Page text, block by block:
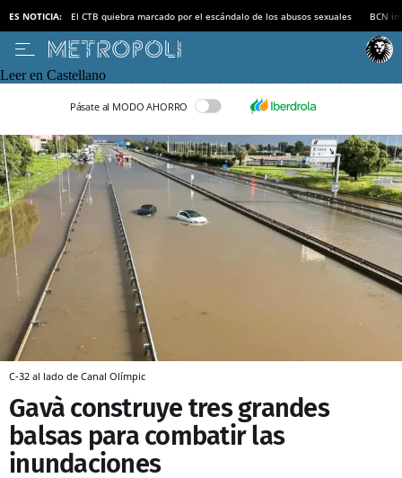
ES NOTICIA: El CTB quiebra marcado por el escándalo de los abusos sexuales BCN
Leer en Castellano
Pásate al MODO AHORRO
C-32 al lado de Canal Olímpic
Gavà construye tres grandes
balsas para combatir las
inundaciones